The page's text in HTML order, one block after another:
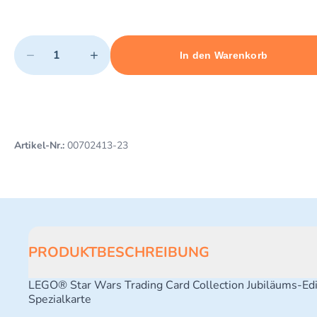
Quantity
− +
Minimum quantity: 1 Maximum quantity: 3
In den Warenkorb
Add 1 item to cart
Artikel-Nr.: 00702413-23
PRODUKTBESCHREIBUNG
LEGO® Star Wars Trading Card Collection Jubiläums-
Spezialkarte